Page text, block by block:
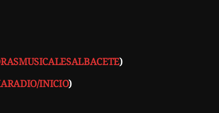
)
INICIO)